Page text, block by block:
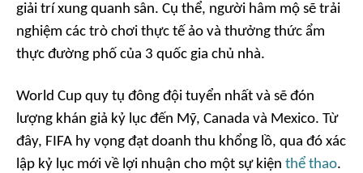
giải trí xung quanh sân. Cụ thể, người hâm mộ sẽ trải
nghiệm các trò chơi thực tế ảo và thưởng thức ẩm
thực đường phố của 3 quốc gia chủ nhà.
World Cup quy tụ đông đội tuyển nhất và sẽ đón
lượng khán giả kỷ lục đến Mỹ, Canada và Mexico. Từ
đây, FIFA hy vọng đạt doanh thu khổng lồ, qua đó xác
lập kỷ lục mới về lợi nhuận cho một sự kiện thể thao.